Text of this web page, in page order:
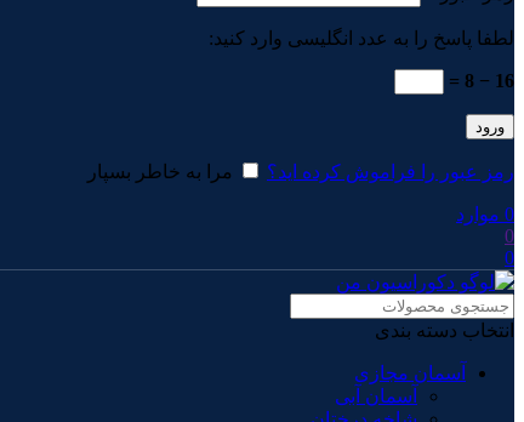
لطفا پاسخ را به عدد انگلیسی وارد کنید:
16 − 8 =
ورود
رمز عبور را فراموش کرده اید؟ مرا به خاطر بسپار
0 موارد
0
0
انتخاب دسته بندی
آسمان مجازی
آسمان آبی